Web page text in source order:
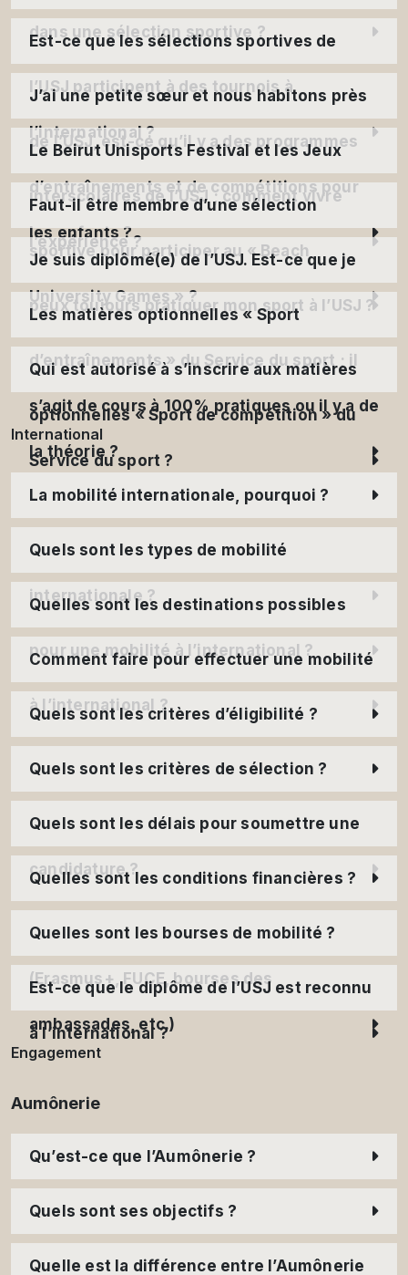
dans une sélection sportive ?
Est-ce que les sélections sportives de
l’USJ participent à des tournois à
l’international ?
J’ai une petite sœur et nous habitons près
de l’USJ, est-ce qu’il y a des programmes
d’entraînements et de compétitions pour
les enfants ?
Le Beirut Unisports Festival et les Jeux
interscolaires de l’USJ ; comment vivre
l’expérience ?
Faut-il être membre d’une sélection
sportive pour participer au « Beach
University Games » ?
Je suis diplômé(e) de l’USJ. Est-ce que je
peux toujours pratiquer mon sport à l’USJ ?
Les matières optionnelles « Sport
d’entraînements » du Service du sport ; il
s’agit de cours à 100% pratiques ou il y a de
la théorie ?
Qui est autorisé à s’inscrire aux matières
optionnelles « Sport de compétition » du
Service du sport ?
International
La mobilité internationale, pourquoi ?
Quels sont les types de mobilité
internationale ?
Quelles sont les destinations possibles
pour une mobilité à l’international ?
Comment faire pour effectuer une mobilité
à l’international ?
Quels sont les critères d’éligibilité ?
Quels sont les critères de sélection ?
Quels sont les délais pour soumettre une
candidature ?
Quelles sont les conditions financières ?
Quelles sont les bourses de mobilité ?
(Erasmus+, FUCE, bourses des
ambassades, etc.)
Est-ce que le diplôme de l’USJ est reconnu
à l’international ?
Engagement
Aumônerie
Qu’est-ce que l’Aumônerie ?
Quels sont ses objectifs ?
Quelle est la différence entre l’Aumônerie